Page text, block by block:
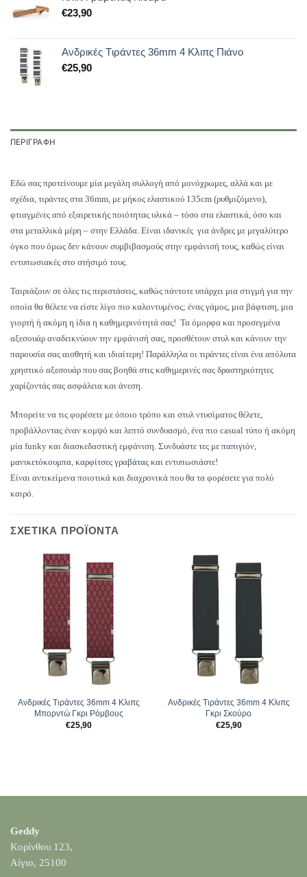
€23,90
Ανδρικές Tιράντες 36mm 4 Κλιπς Πιάνο
€25,90
ΠΕΡΙΓΡΑΦΉ
Εδώ σας προτείνουμε μία μεγάλη συλλογή από μονόχρωμες, αλλά και με
σχέδια, τιράντες στα 36mm, με μήκος ελαστικού 135cm (ρυθμιζόμενο),
φτιαγμένες από εξαιρετικής ποιότητας υλικά – τόσο στα ελαστικά, όσο και
στα μεταλλικά μέρη – στην Ελλάδα. Είναι ιδανικές για άνδρες με μεγαλύτερο
όγκο που όμως δεν κάνουν συμβιβασμούς στην εμφάνισή τους, καθώς είναι
εντυπωσιακές στο στήσιμό τους.
Ταιριάζουν σε όλες τις περιστάσεις, καθώς πάντοτε υπάρχει μια στιγμή για την
οποία θα θέλετε να είστε λίγο πιο καλοντυμένος; ένας γάμος, μια βάφτιση, μια
γιορτή ή ακόμη η ίδια η καθημερινότητά σας! Τα όμορφα και προσεγμένα
αξεσουάρ αναδεικνύουν την εμφάνισή σας, προσθέτουν στυλ και κάνουν την
παρουσία σας αισθητή και ιδιαίτερη! Παράλληλα οι τιράντες είναι ένα απόλυτα
χρηστικό αξεσουάρ που σας βοηθά στις καθημερινές σας δραστηριότητες
χαρίζοντάς σας ασφάλεια και άνεση.
Μπορείτε να τις φορέσετε με όποιο τρόπο και στυλ ντυσίματος θέλετε,
προβάλλοντας έναν κομψό και λεπτό συνδυασμό, ένα πιο casual τύπο ή ακόμη
μία funky και διασκεδαστική εμφάνιση. Συνδυάστε τες με παπιγιόν
μανικετόκουμπα καρφίτσες γραβάτας και εντυπωσιάστε!
Είναι αντικείμενα ποιοτικά και διαχρονικά που θα τα φορέσετε για πολύ
καιρό.
ΣΧΕΤΙΚΆ ΠΡΟΪΌΝΤΑ
Ανδρικές Tιράντες 36mm 4 Κλιπς
Μπορντώ Γκρι Ρόμβους
€25,90
Ανδρικές Tιράντες 36mm 4 Κλιπς
Γκρι Σκούρο
€25,90
Geddy
Κορίνθου 123,
Αίγιο, 25100